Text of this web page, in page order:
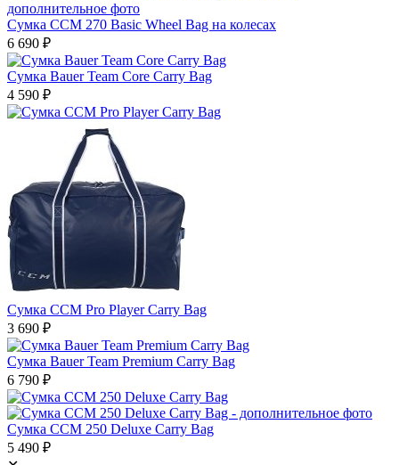
Сумка CCM 270 Basic Wheel Bag на колесах
6 690 ₽
Сумка Bauer Team Core Carry Bag
4 590 ₽
Сумка CCM Pro Player Carry Bag
3 690 ₽
Сумка Bauer Team Premium Carry Bag
6 790 ₽
Сумка CCM 250 Deluxe Carry Bag
5 490 ₽